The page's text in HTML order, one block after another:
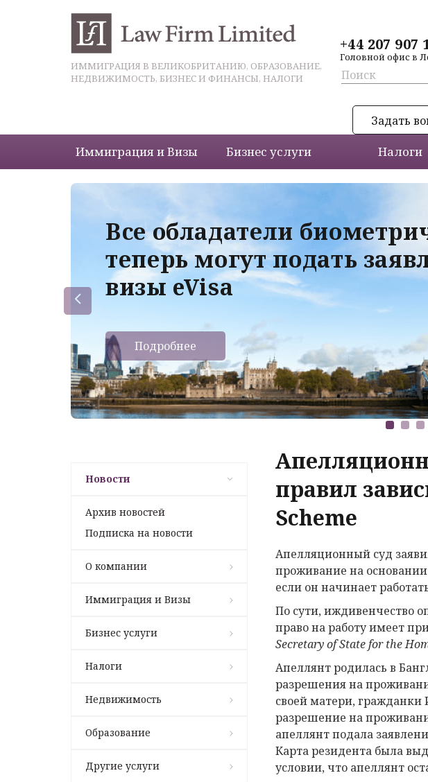
ИММИГРАЦИЯ В ВЕЛИКОБРИТАНИЮ, ОБРАЗОВАНИЕ,
НЕДВИЖИМОСТЬ, БИЗНЕС И ФИНАНСЫ, НАЛОГИ
+44 207 907
Головной офис в
Задать
Иммиграция и Визы Бизнес услуги Налоги
Все обладатели
теперь могут подать
визы eVisa
Подробнее
Новости
Архив новостей
Подписка на новости
О компании
Иммиграция и Визы
Бизнес услуги
Налоги
Недвижимость
Образование
Другие услуги
правил
Scheme
Апелляционный суд
проживание на
если он начинает
По сути, иждивенчество
право на работу имеет
Secretary of State for the
Апеллянт родилась в
разрешения на
своей матери,
разрешение на
апеллянт подала
Карта резидента была
условии, что апеллянт